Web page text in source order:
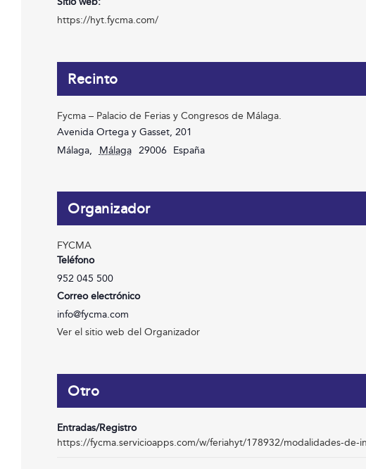
https://hyt.fycma.com/
Recinto
Fycma – Palacio de Ferias y Congresos de Málaga.
Avenida Ortega y Gasset, 201
Málaga, Málaga 29006 España
Organizador
FYCMA
Teléfono
952 045 500
Correo electrónico
info@fycma.com
Ver el sitio web del Organizador
Otro
Entradas/Registro
https://fycma.servicioapps.com/w/feriahyt/178932/modalidades-de-